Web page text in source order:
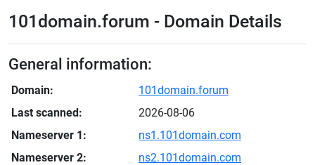
101domain.forum - Domain Details
General information:
Domain:
101domain.forum
Last scanned:
2026-08-06
Nameserver 1:
ns1.101domain.com
Nameserver 2:
ns2.101domain.com